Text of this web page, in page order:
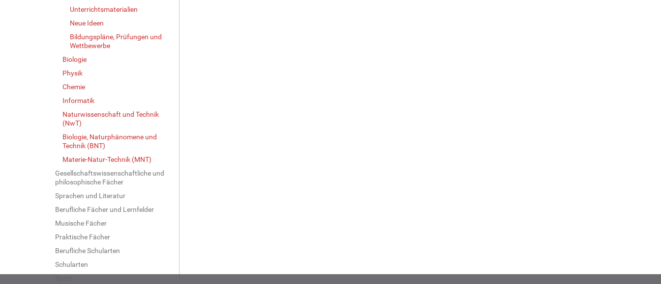
Unterrichtsmaterialien
Neue Ideen
Bildungspläne, Prüfungen und
Wettbewerbe
Biologie
Physik
Chemie
Informatik
Naturwissenschaft und Technik
(NwT)
Biologie, Naturphänomene und
Technik (BNT)
Materie-Natur-Technik (MNT)
Gesellschaftswissenschaftliche und
philosophische Fächer
Sprachen und Literatur
Berufliche Fächer und Lernfelder
Musische Fächer
Praktische Fächer
Berufliche Schularten
Schularten